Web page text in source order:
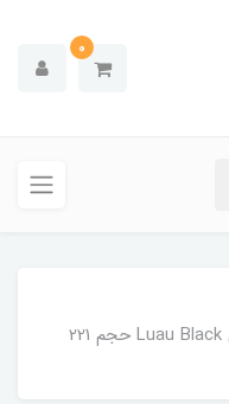
0
لوسیون سولاریوم تن از یو مدل Luau Black حجم 221